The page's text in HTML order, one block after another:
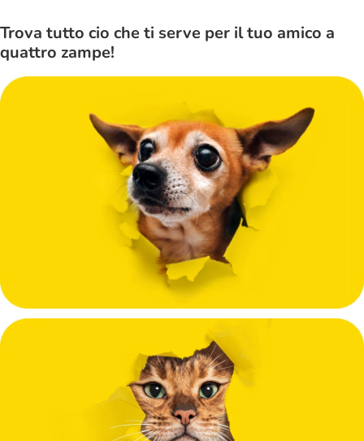
Trova tutto cio che ti serve per il tuo amico a
quattro zampe!